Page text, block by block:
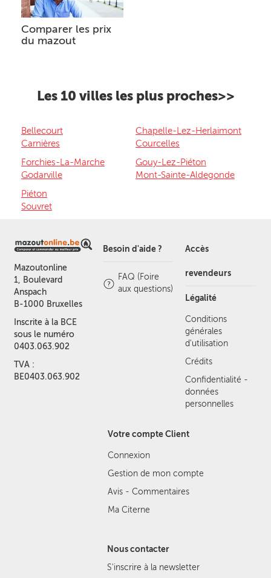
Comparer les prix
du mazout
Les 10 villes les plus proches>>
Bellecourt
Carnières
Chapelle-Lez-Herlaimont
Courcelles
Forchies-La-Marche
Godarville
Gouy-Lez-Piéton
Mont-Sainte-Aldegonde
Piéton
Souvret
Mazoutonline
1, Boulevard
Anspach
B-1000 Bruxelles
Inscrite à la BCE
sous le numéro
0403.063.902
TVA :
BE0403.063.902
Besoin d'aide ?
FAQ (Foire
aux questions)
Accès
revendeurs
Légalité
Conditions
générales
d'utilisation
Crédits
Confidentialité -
données
personnelles
Votre compte Client
Connexion
Gestion de mon compte
Avis - Commentaires
Ma Citerne
Nous contacter
S'inscrire à la newsletter